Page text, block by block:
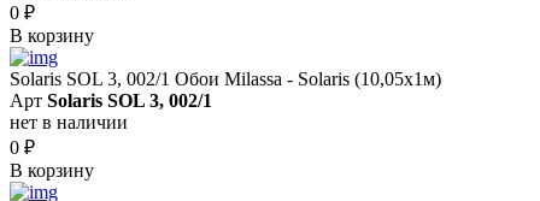
0 ₽
В корзину
Solaris SOL 3, 002/1 Обои Milassa - Solaris (10,05х1м)
Арт Solaris SOL 3, 002/1
нет в наличии
0 ₽
В корзину